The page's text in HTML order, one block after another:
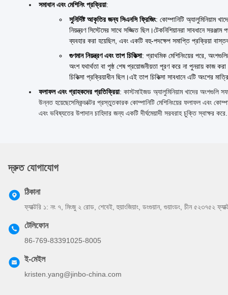
সমাধান এবং মেশিনিং প্রক্রিয়া:
সুনির্দিষ্ট আকৃতির জন্য সিএনসি ফ্রিজিং: কোম্পানিটি অ্যালুমিনিয়াম
নিয়ন্ত্রণ সিস্টেমের সাথে সজ্জিত ছিল।টেকনিশিয়ানরা সাবধানে
ব্যবহার করা হয়েছিল, এবং একটি বহু-পদক্ষেপ সমাপ্তি প্রক্রিয়া
গুণমান নিয়ন্ত্রণ এবং তাপ চিকিত্সা: প্রাথমিক মেশিনিংয়ের পরে,
অংশ যথার্থতা বা পৃষ্ঠ শেষ প্রয়োজনীয়তা পূরণ করে না পুনরায় কাজ
চিকিত্সা প্রক্রিয়াধীন ছিল।এই তাপ চিকিত্সা সাবধানে এটি অংশের
ফলাফল এবং গ্রাহকদের প্রতিক্রিয়া: কাস্টমাইজড অ্যালুমিনিয়াম খাদের অংশগুলি
উন্নত হয়েছেসেমিকন্ডাক্টর প্রস্তুতকারক কোম্পানিটি মেশিনিংয়ের ফলাফল এবং
এবং ভবিষ্যতের উপাদান চাহিদার জন্য একটি দীর্ঘমেয়াদী সরবরাহ চুক্তি স্বাক্ষর করে.
দ্রুত যোগাযোগ
ঠিকানা
ফ্যাক্টরি ১: নং ৭, মিংজু ২ রোড, শেবেই, হুয়াংজিয়াং, ডংগুয়ান, গুয়াংডং, চীন ৫২৩৭৫২
টেলিফোন
86-769-83391025-8005
ই-মেইল
kristen.yang@jinbo-china.com